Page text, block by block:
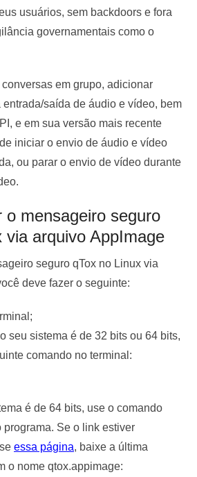
usuários, sem backdoors e fora
governamentais como o
em grupo, adicionar
saída de áudio e vídeo, bem
e em sua versão mais recente
iniciar o envio de áudio e vídeo
ou parar o envio de vídeo durante
o mensageiro seguro
via arquivo AppImage
seguro qTox no Linux via
deve fazer o seguinte:
seu sistema é de 32 bits ou 64 bits,
comando no terminal:
é de 64 bits, use o comando
Se o link estiver
essa página, baixe a última
o nome qtox.appimage: